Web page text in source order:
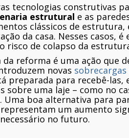
tecnologias construtivas
estrutural e as
clássicos de
da casa. Nesses casos,
risco de colapso da
reforma é uma ação que
novas
preparada para recebê-las,
sobre uma laje – como no
boa alternativa para
um aumento
no futuro.